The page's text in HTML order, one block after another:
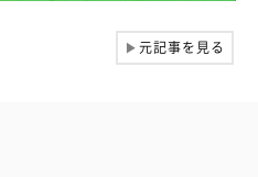
▶元記事を見る